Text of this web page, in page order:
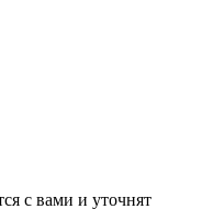
с вами и уточнят